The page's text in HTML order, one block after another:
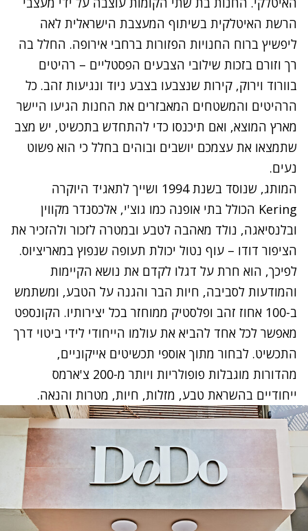
הרשת האיטלקית בשיתוף המעצבת הישראלית לאה
ליפשיץ ברוח החנויות הפזורות ברחבי אירופה. החלל בה
רך וזורם בזכות שילובי הצבעים הפסטליים – רהיטים
בוורוד וירוק, קירות שנצבעו בצבע ניוד ונגיעות זהב. כל
הרהיטים והמשטחים המאבזרים את החנות הגיעו היישר
מארץ המוצא, ואם תיכנסו כדי להתחדש בתכשיט, יש מצב
שתמצאו את עצמכם יושבים ובוהים בחלל כי הוא פשוט
נעים.
המותג, שנוסד בשנת 1994 ושייך לתאגיד היוקרה
Kering הכולל בתי אופנה כמו גוצ'י, אלכסנדר מקווין
ובלנסיאגה, נולד מאהבה לטבע ובמטרה לזכור ולהזכיר את
הציפור דודו – עוף נטול יכולת תעופה שנפוץ במאריציוס.
לפיכך, הוא חרת על דגלו לקדם את נושא הקיימות
והמודעות לסביבה, חיות הבר והגנה על הטבע, ומשתמש
ב-100 אחוז זהב ופלסטיק ממוחזר בכל יצירותיו. הקונספט
מאפשר לכל אחד להביא את עולמו הייחודי לידי ביטוי דרך
התכשיט. לבחור מתוך אוספי תכשיטים אייקוניים,
מהדורות מוגבלות פופולריות ויותר מ-200 צ'ארמס
ייחודיים בהשראת טבע, מזלות, חיות, מטרות והנאה.